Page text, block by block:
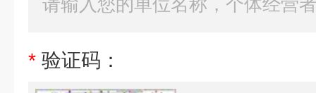
* 验证码：